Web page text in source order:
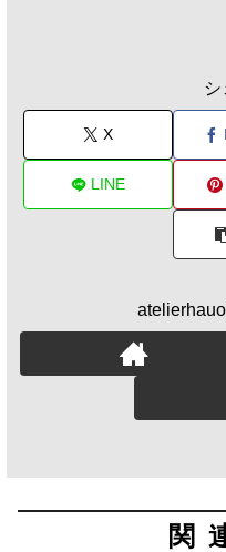
シ
X
LINE
関